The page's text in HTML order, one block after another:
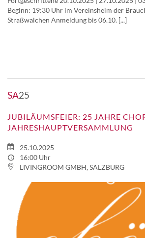
Beginn: 19:30 Uhr im Vereinsheim der
Straßwalchen Anmeldung bis 06.10. [...]
SA25
JUBILÄUMSFEIER: 25 JAHRE
JAHRESHAUPTVERSAMMLUNG
25.10.2025
16:00 Uhr
LIVINGROOM GMBH, SALZBURG